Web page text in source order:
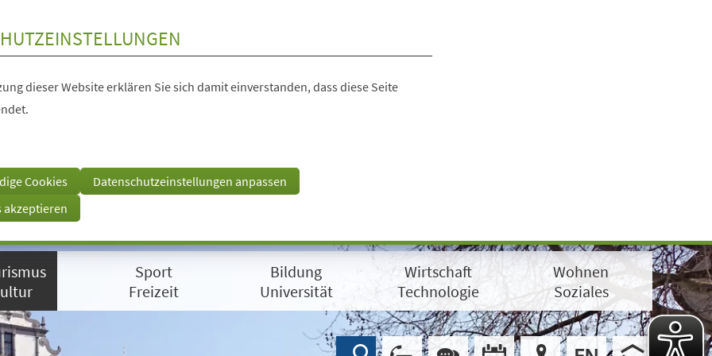
dieser Website erklären Sie sich damit einverstanden, dass diese Seite
Cookies
Datenschutzeinstellungen anpassen
akzeptieren
Sport
Freizeit
Bildung
Universität
Wirtschaft
Technologie
Wohnen
Soziales